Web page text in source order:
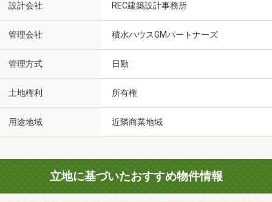
設計会社 REC建築設計事務所
管理会社 積水ハウスGMパートナーズ
管理方式 日勤
土地権利 所有権
用途地域 近隣商業地域
立地に基づいたおすすめ物件情報